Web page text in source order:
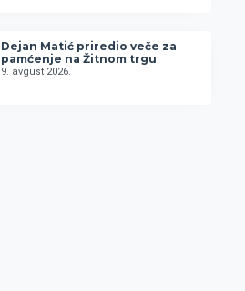
Dejan Matić priredio veče za
pamćenje na Žitnom trgu
9. avgust 2026.